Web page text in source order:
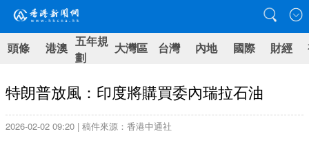
頭條 港澳 五年規
劃
大灣區 台灣 內地 國際 財經
特朗普放風：印度將購買委內瑞拉石油
2026-02-02 09:20 | 稿件來源：香港中通社